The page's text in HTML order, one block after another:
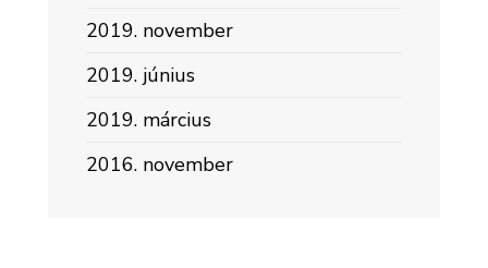
2019. november
2019. június
2019. március
2016. november